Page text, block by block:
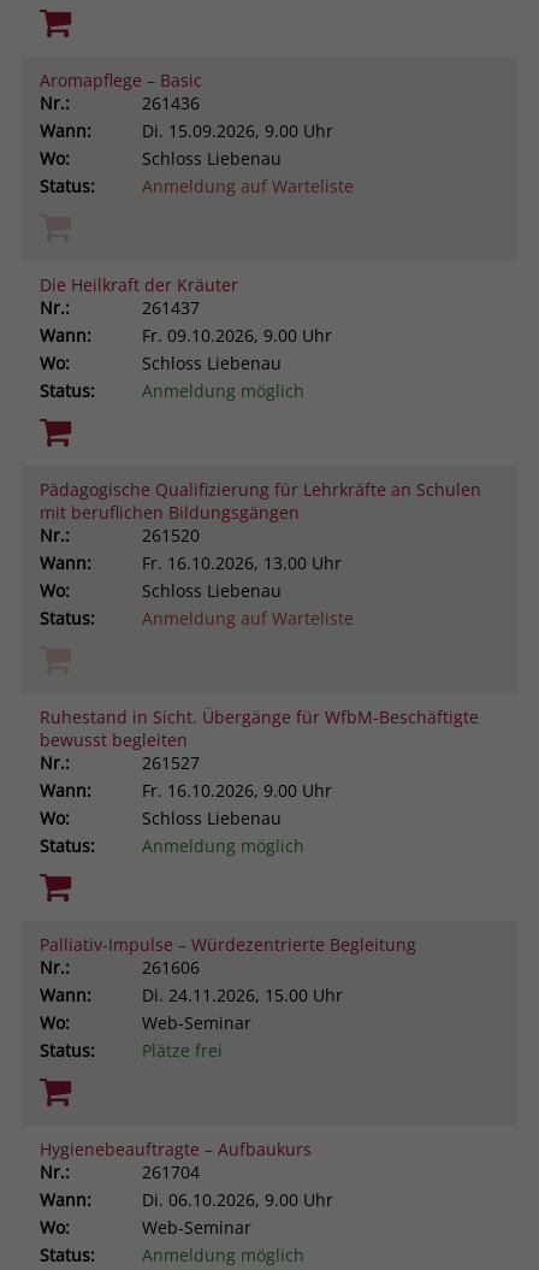
Aromapflege – Basic
Nr.:
261436
Wann:
Di. 15.09.2026, 9.00 Uhr
Wo:
Schloss Liebenau
Status:
Anmeldung auf Warteliste
Die Heilkraft der Kräuter
Nr.:
261437
Wann:
Fr. 09.10.2026, 9.00 Uhr
Wo:
Schloss Liebenau
Status:
Anmeldung möglich
Pädagogische Qualifizierung für Lehrkräfte an Schulen
mit beruflichen Bildungsgängen
Nr.:
261520
Wann:
Fr. 16.10.2026, 13.00 Uhr
Wo:
Schloss Liebenau
Status:
Anmeldung auf Warteliste
Ruhestand in Sicht. Übergänge für WfbM-Beschäftigte
bewusst begleiten
Nr.:
261527
Wann:
Fr. 16.10.2026, 9.00 Uhr
Wo:
Schloss Liebenau
Status:
Anmeldung möglich
Palliativ-Impulse – Würdezentrierte Begleitung
Nr.:
261606
Wann:
Di. 24.11.2026, 15.00 Uhr
Wo:
Web-Seminar
Status:
Plätze frei
Hygienebeauftragte – Aufbaukurs
Nr.:
261704
Wann:
Di. 06.10.2026, 9.00 Uhr
Wo:
Web-Seminar
Status:
Anmeldung möglich